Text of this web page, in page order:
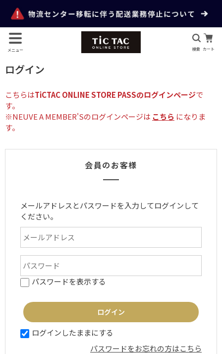
メニュー 検索 カート
ログイン
こちらはTiCTAC ONLINE STORE PASSのログインページで
す。
※NEUVE A MEMBER'Sのログインページは こちら になりま
す。
会員のお客様
メールアドレスとパスワードを入力してログインして
ください。
パスワードを表示する
ログインしたままにする
パスワードをお忘れの方はこちら